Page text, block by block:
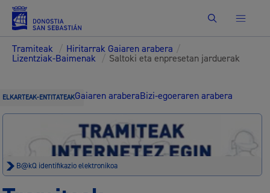
Bilatu
Tramiteak / Hiritarrak Gaiaren arabera /
Lizentziak-Baimenak / Saltoki eta enpresetan jarduerak
ELKARTEAK-ENTITATEAKGaiaren araberaBizi-egoeraren arabera
B@kQ identifikazio elektronikoa